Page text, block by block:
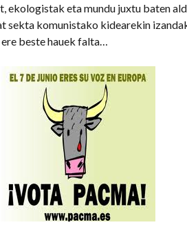
ekologistak eta mundu juxtu baten
sekta komunistako kidearekin
beste hauek falta…